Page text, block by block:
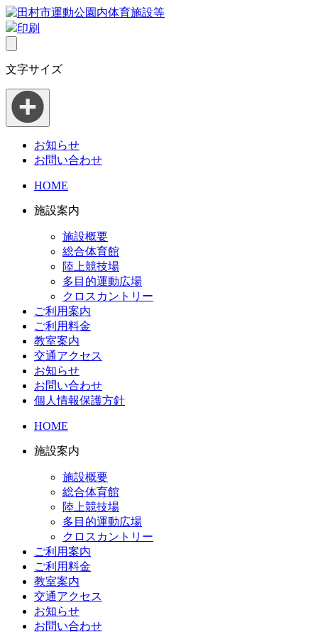
印刷
文字サイズ
お知らせ
お問い合わせ
HOME
施設案内
施設概要
総合体育館
陸上競技場
多目的運動広場
クロスカントリー
ご利用案内
ご利用料金
教室案内
交通アクセス
お知らせ
お問い合わせ
個人情報保護方針
HOME
施設案内
施設概要
総合体育館
陸上競技場
多目的運動広場
クロスカントリー
ご利用案内
ご利用料金
教室案内
交通アクセス
お知らせ
お問い合わせ